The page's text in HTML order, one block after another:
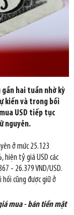
hai tuần nhờ kỳ
kiến và trong bối
USD tiếp tục
nguyên.
ở mức 25.123
hiện tỷ giá USD các
- 26.379 VND/USD.
cũng được giữ ở
mua - bán tiền mặt